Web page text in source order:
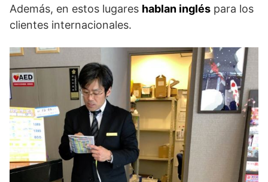
Además, en estos lugares hablan inglés para los
clientes internacionales.